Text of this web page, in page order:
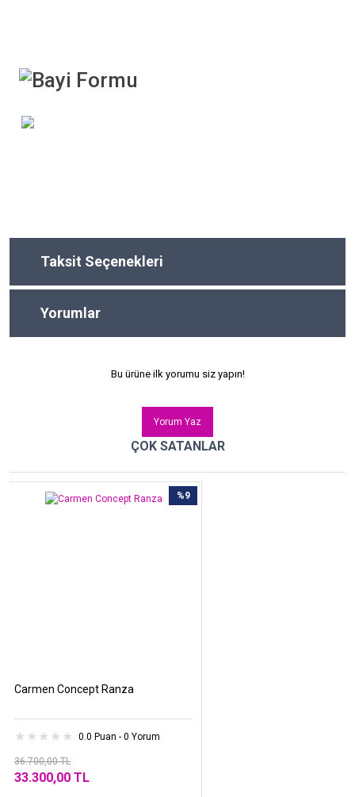
Taksit Seçenekleri
Yorumlar
Bu ürüne ilk yorumu siz yapın!
Yorum Yaz
ÇOK SATANLAR
%9
Carmen Concept Ranza
0.0 Puan - 0 Yorum
36.700,00 TL
33.300,00 TL